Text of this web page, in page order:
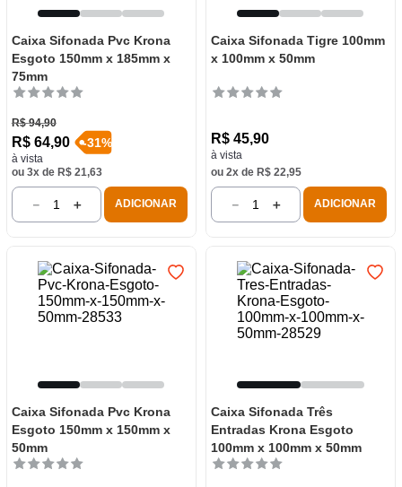
Caixa Sifonada Pvc Krona
Esgoto 150mm x 185mm x
75mm
R$ 94,90
R$ 64,90
à vista
-31%
ou 3x de R$ 21,63
＋
－ ADICIONAR
Caixa Sifonada Tigre 100mm
x 100mm x 50mm
R$ 45,90
à vista
ou 2x de R$ 22,95
＋
－ ADICIONAR
Caixa Sifonada Pvc Krona
Esgoto 150mm x 150mm x
50mm
Caixa Sifonada Três
Entradas Krona Esgoto
100mm x 100mm x 50mm